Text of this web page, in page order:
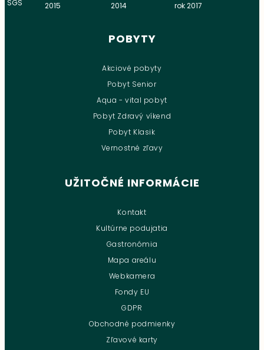
POBYTY
Akciové pobyty
Pobyt Senior
Aqua - vital pobyt
Pobyt Zdravý víkend
Pobyt Klasik
Vernostné zľavy
UŽITOČNÉ INFORMÁCIE
Kontakt
Kultúrne podujatia
Gastronómia
Mapa areálu
Webkamera
Fondy EU
GDPR
Obchodné podmienky
Zľavové karty